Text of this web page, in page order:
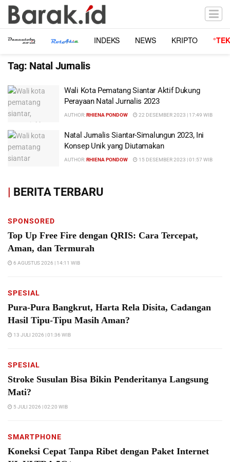
INDEKS NEWS KRIPTO
Tag: Natal Jurnalis
Wali Kota Pematang Siantar Aktif Dukung
Perayaan Natal Jurnalis 2023
AUTHOR:RHIENA PONDOW 22 DESEMBER 2023 | 17:49 WIB
Natal Jurnalis Siantar-Simalungun 2023, Ini
Konsep Unik yang Diutamakan
AUTHOR:RHIENA PONDOW 15 DESEMBER 2023 | 01:57 WIB
| BERITA TERBARU
SPONSORED
Top Up Free Fire dengan QRIS: Cara Tercepat,
Aman, dan Termurah
6 AGUSTUS 2026 | 14:11 WIB
SPESIAL
Pura-Pura Bangkrut, Harta Rela Disita, Cadangan
Hasil Tipu-Tipu Masih Aman?
13 JULI 2026 | 01:36 WIB
SPESIAL
Stroke Susulan Bisa Bikin Penderitanya Langsung
Mati?
5 JULI 2026 | 02:20 WIB
SMARTPHONE
Koneksi Cepat Tanpa Ribet dengan Paket Internet